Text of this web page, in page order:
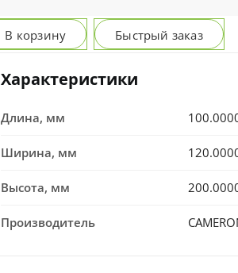
В корзину Быстрый заказ
Характеристики
Длина, мм
Ширина, мм
Высота, мм
Производитель